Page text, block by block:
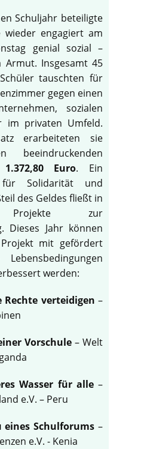
Schuljahr beteiligte
wieder engagiert am
genial sozial –
Armut. Insgesamt 45
tauschten für
gegen einen
sozialen
im privaten Umfeld.
erarbeiteten sie
beeindruckenden
1.372,80 Euro. Ein
Solidarität und
des Geldes fließt in
Projekte zur
Dieses Jahr können
mit gefördert
werden:
Rechte verteidigen –
Vorschule – Welt
Wasser für alle–
e.V. – Peru
eines Schulforums –
e.V. - Kenia